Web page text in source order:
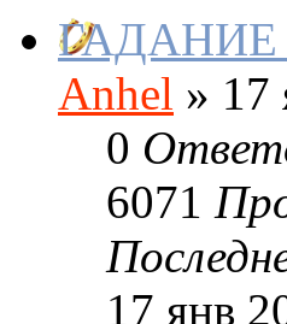
Anhel » 17
0
6071
17 янв